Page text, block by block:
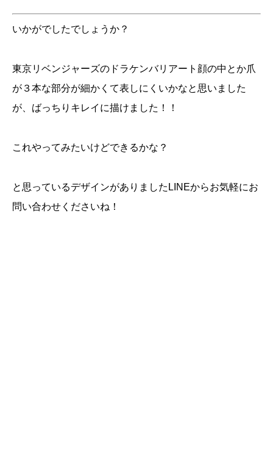
いかがでしたでしょうか？
東京リベンジャーズのドラケンバリアート顔の中とか爪
が３本な部分が細かくて表しにくいかなと思いました
が、ばっちりキレイに描けました！！
これやってみたいけどできるかな？
と思っているデザインがありましたLINEからお気軽にお
問い合わせくださいね！